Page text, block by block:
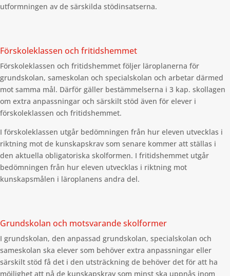
utformningen av de särskilda stödinsatserna.
Förskoleklassen och fritidshemmet
Förskoleklassen och fritidshemmet följer läroplanerna för
grundskolan, sameskolan och specialskolan och arbetar därmed
mot samma mål. Därför gäller bestämmelserna i 3 kap. skollagen
om extra anpassningar och särskilt stöd även för elever i
förskoleklassen och fritidshemmet.
I förskoleklassen utgår bedömningen från hur eleven utvecklas i
riktning mot de kunskapskrav som senare kommer att ställas i
den aktuella obligatoriska skolformen. I fritidshemmet utgår
bedömningen från hur eleven utvecklas i riktning mot
kunskapsmålen i läroplanens andra del.
Grundskolan och motsvarande skolformer
I grundskolan, den anpassad grundskolan, specialskolan och
sameskolan ska elever som behöver extra anpassningar eller
särskilt stöd få det i den utsträckning de behöver det för att ha
möjlighet att nå de kunskapskrav som minst ska uppnås inom